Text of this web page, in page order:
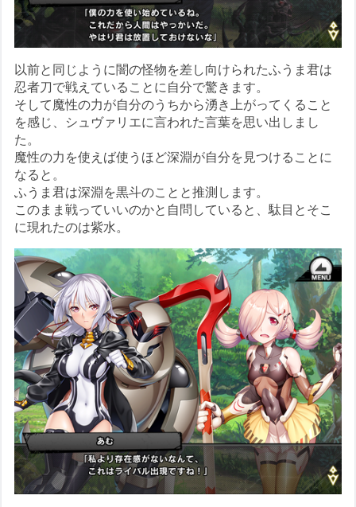
以前と同じように闇の怪物を差し向けられたふうま君は
忍者刀で戦えていることに自分で驚きます。
そして魔性の力が自分のうちから湧き上がってくること
を感じ、シュヴァリエに言われた言葉を思い出しまし
た。
魔性の力を使えば使うほど深淵が自分を見つけることに
なると。
ふうま君は深淵を黒斗のことと推測します。
このまま戦っていいのかと自問していると、駄目とそこ
に現れたのは紫水。